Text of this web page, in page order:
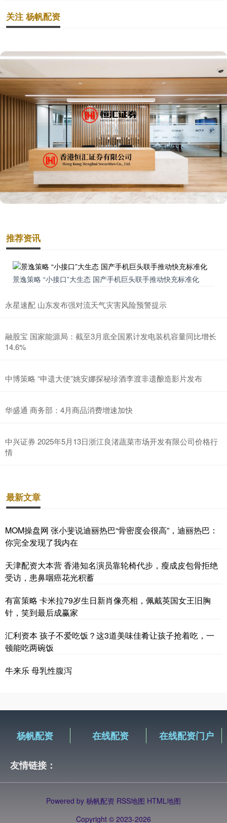
关注 杨帆配资
推荐资讯
景逸策略 “小接口”大生态 国产手机巨头联手推动快充标准化
永星速配 山东发布强对流天气灾害风险预警提示
融股宝 国家能源局：截至3月底全国累计发电装机容量同比增长
14.6%
中博策略 “申遗大使”姚安娜探秘珍酒李渡非遗酿造影片发布
华盛通 商务部：4月商品消费增速加快
中兴证券 2025年5月13日浙江良渚蔬菜市场开发有限公司价格行
情
最新文章
MOM操盘网 张小斐说迪丽热巴“骨密度会很高”，迪丽热巴：
你完全发现了我内在
天津配资大本营 香港知名演员靠轮椅代步，瘦成皮包骨拒绝
受访，患鼻咽癌花光积蓄
有富策略 卡米拉79岁生日新肖像亮相，佩戴英国女王旧胸
针，笑到最后成赢家
汇利资本 孩子不爱吃饭？这3道美味佳肴让孩子抢着吃，一
顿能吃两碗饭
牛来乐 母乳性腹泻
杨帆配资 在线配资 在线配资门户
友情链接：
Powered by 杨帆配资 RSS地图 HTML地图
Copyright © 2023-2026